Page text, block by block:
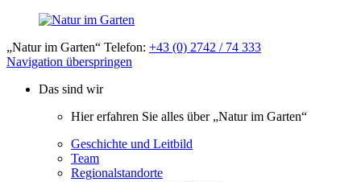
„Natur im Garten“ Telefon: +43 (0) 2742 / 74 333
Navigation überspringen
Das sind wir
Hier erfahren Sie alles über „Natur im Garten“
Geschichte und Leitbild
Team
Regionalstandorte